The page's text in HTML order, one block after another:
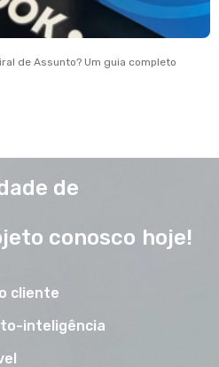
de Assunto? Um guia completo
de
conosco hoje!
cliente
inteligência